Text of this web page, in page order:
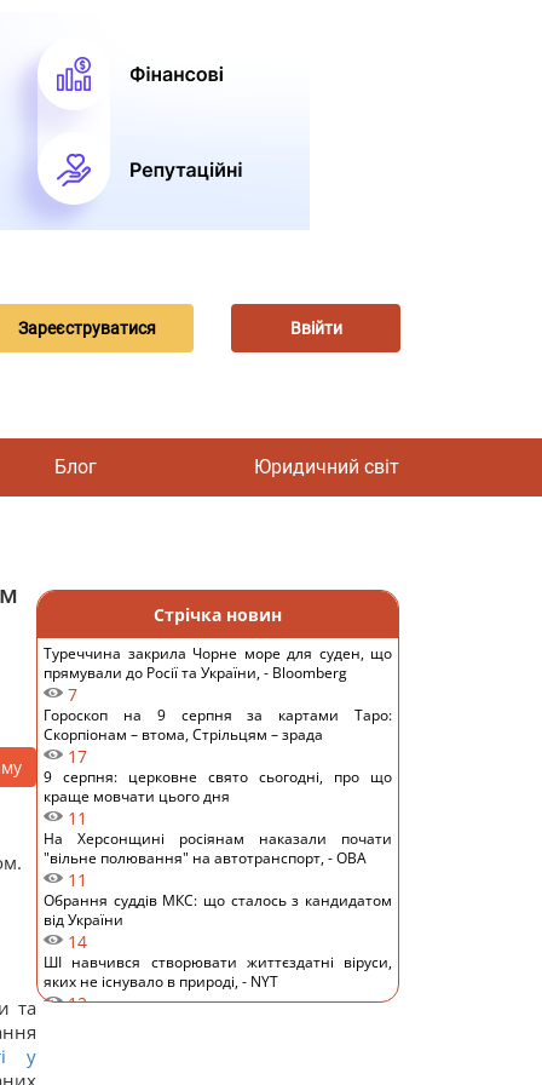
Зареєструватися Ввійти
Блог Юридичний світ
та
у
Стрічка новин
Туреччина закрила Чорне море для суден, що
прямували до Росії та України, - Bloomberg
7
Гороскоп на 9 серпня за картами Таро:
Скорпіонам – втома, Стрільцям – зрада
17
9 серпня: церковне свято сьогодні, про що
краще мовчати цього дня
11
На Херсонщині росіянам наказали почати
"вільне полювання" на автотранспорт, - ОВА
11
Обрання суддів МКС: що сталось з кандидатом
від України
14
ШІ навчився створювати життєздатні віруси,
яких не існувало в природі, - NYT
12